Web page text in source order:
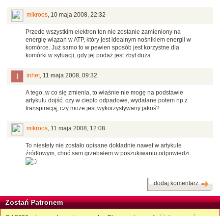
mikroos, 10 maja 2008, 22:32
Przede wszystkim elektron ten nie zostanie zamieniony na
energię wiązań w ATP, który jest idealnym nośnikiem energii w
komórce. Już samo to w pewien sposób jest korzystne dla
komórki w sytuacji, gdy jej podaż jest zbyt duża
inhet, 11 maja 2008, 09:32
A tego, w co się zmienia, to właśnie nie mogę na podstawie
artykułu dojść. czy w ciepło odpadowe, wydalane potem np.z
transpiracją, czy może jest wykorzystywany jakoś?
mikroos, 11 maja 2008, 12:08
To niestety nie zostało opisane dokładnie nawet w artykule
źródłowym, choć sam grzebałem w poszukiwaniu odpowiedzi
dodaj komentarz
Zostań Patronem